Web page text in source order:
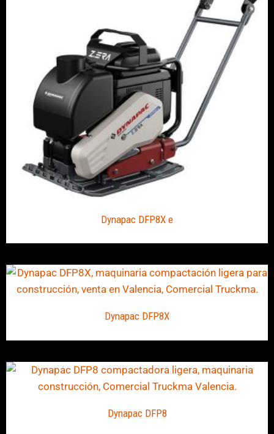
Dynapac DFP8X e
Dynapac DFP8X
Dynapac DFP8